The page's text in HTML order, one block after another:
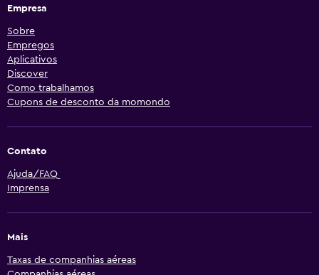
Empresa
Sobre
Empregos
Aplicativos
Discover
Como trabalhamos
Cupons de desconto da momondo
Contato
Ajuda/FAQ
Imprensa
Mais
Taxas de companhias aéreas